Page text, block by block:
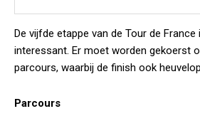
De vijfde etappe van de Tour de France
interessant. Er moet worden gekoerst
parcours, waarbij de finish ook
Parcours